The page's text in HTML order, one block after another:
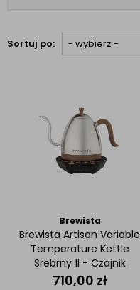
Sortuj po:
Brewista
Brewista Artisan Variable
Temperature Kettle
Srebrny 1l - Czajnik
elektryczny
710,00 zł